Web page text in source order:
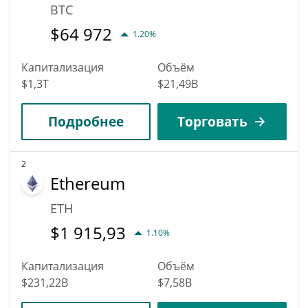
BTC
$64 972 1.20%
Капитализация
$1,3T
Объём
$21,49B
Подробнее Торговать
2
Ethereum
ETH
$1 915,93 1.10%
Капитализация
$231,22B
Объём
$7,58B